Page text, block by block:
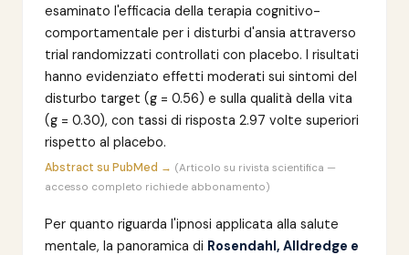
esaminato l'efficacia della terapia cognitivo-
comportamentale per i disturbi d'ansia attraverso
trial randomizzati controllati con placebo. I risultati
hanno evidenziato effetti moderati sui sintomi del
disturbo target (g = 0.56) e sulla qualità della vita
(g = 0.30), con tassi di risposta 2.97 volte superiori
rispetto al placebo.
Abstract su PubMed → (Articolo su rivista scientifica —
accesso completo richiede abbonamento)
Per quanto riguarda l'ipnosi applicata alla salute
mentale, la panoramica di Rosendahl, Alldredge e